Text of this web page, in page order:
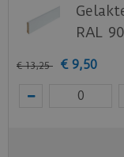
RAL
€ 13,25 € 9,50